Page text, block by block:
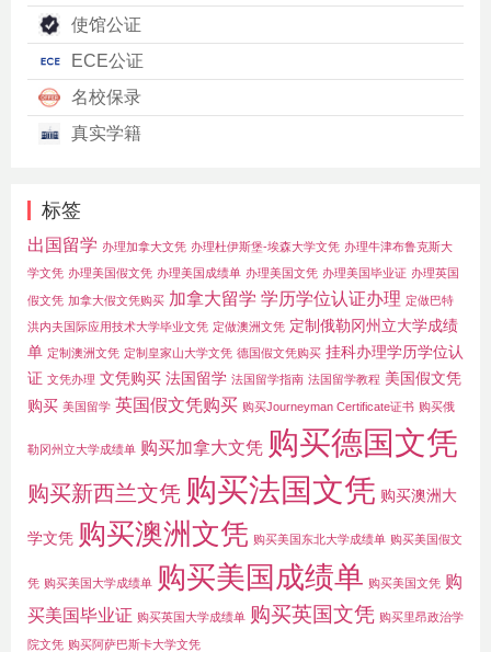
使馆公证
ECE公证
名校保录
真实学籍
标签
出国留学 办理加拿大文凭 办理杜伊斯堡-埃森大学文凭 办理牛津布鲁克斯大
学文凭 办理美国假文凭 办理美国成绩单 办理美国文凭 办理美国毕业证 办理英国
假文凭 加拿大假文凭购买 加拿大留学 学历学位认证办理 定做巴特
洪内夫国际应用技术大学毕业文凭 定做澳洲文凭 定制俄勒冈州立大学成绩
单 定制澳洲文凭 定制皇家山大学文凭 德国假文凭购买 挂科办理学历学位认
证 文凭办理 文凭购买 法国留学 法国留学指南 法国留学教程 美国假文凭
购买 美国留学 英国假文凭购买 购买Journeyman Certificate证书 购买俄
勒冈州立大学成绩单 购买加拿大文凭 购买德国文凭
购买新西兰文凭 购买法国文凭 购买澳洲大
学文凭 购买澳洲文凭 购买美国东北大学成绩单 购买美国假文
凭 购买美国大学成绩单 购买美国成绩单 购买美国文凭 购
买美国毕业证 购买英国大学成绩单 购买英国文凭 购买里昂政治学
院文凭 购买阿萨巴斯卡大学文凭